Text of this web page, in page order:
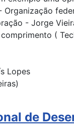
Organização
- Jorge
(
Lopes
de